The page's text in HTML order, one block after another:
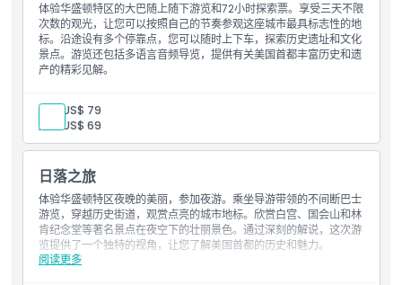
体验华盛顿特区的大巴随上随下游览和72小时探索票。享受三天不限
次数的观光，让您可以按照自己的节奏参观这座城市最具标志性的地
标。沿途设有多个停靠点，您可以随时上下车，探索历史遗址和文化
景点。游览还包括多语言音频导览，提供有关美国首都丰富历史和遗
产的精彩见解。
成人: US$ 79
儿童: US$ 69
日落之旅
体验华盛顿特区夜晚的美丽，参加夜游。乘坐导游带领的不间断巴士
游览，穿越历史街道，观赏点亮的城市地标。欣赏白宫、国会山和林
肯纪念堂等著名景点在夜空下的壮丽景色。通过深刻的解说，这次游
览提供了一个独特的视角，让您了解美国首都的历史和魅力。
阅读更多
包含内容